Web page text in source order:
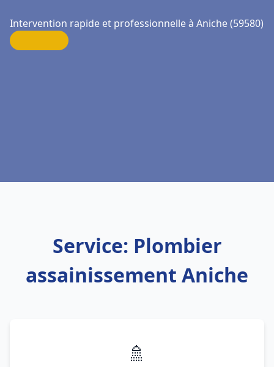
Intervention rapide et professionnelle à Aniche (59580)
Service: Plombier
assainissement Aniche
🚿